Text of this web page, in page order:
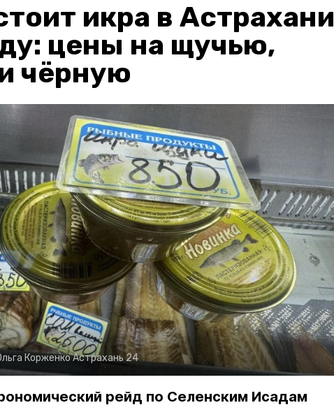
икра в Астрахани
цены на щучью,
чёрную
КорженкоАстрахань 24
рейд по Селенским Исадам